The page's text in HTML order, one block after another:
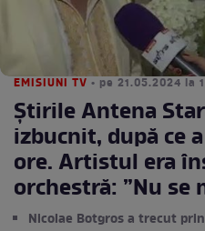
EMISIUNI TV • pe 21.05.2024 la
Știrile Antena
izbucnit, după ce
ore. Artistul era
orchestră: ”Nu se
Nicolae Botgros a trecut